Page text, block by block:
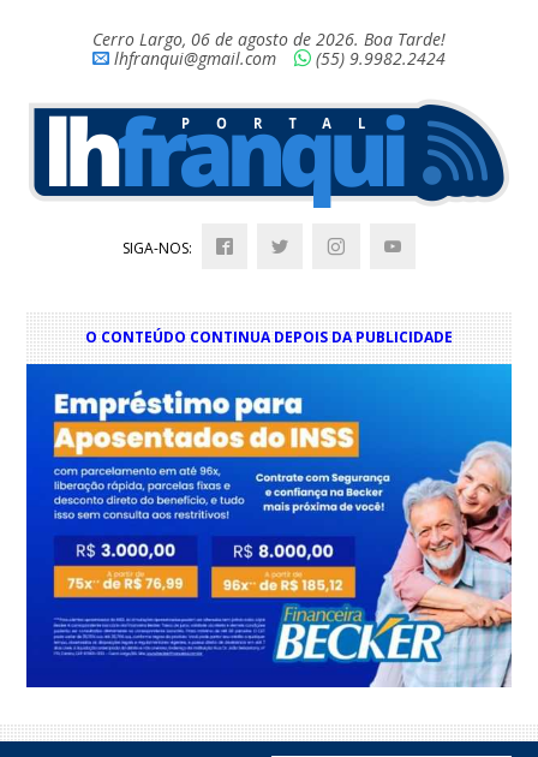
Cerro Largo, 06 de agosto de 2026. Boa Tarde!
lhfranqui@gmail.com
(55) 9.9982.2424
SIGA-NOS:
O CONTEÚDO CONTINUA DEPOIS DA PUBLICIDADE